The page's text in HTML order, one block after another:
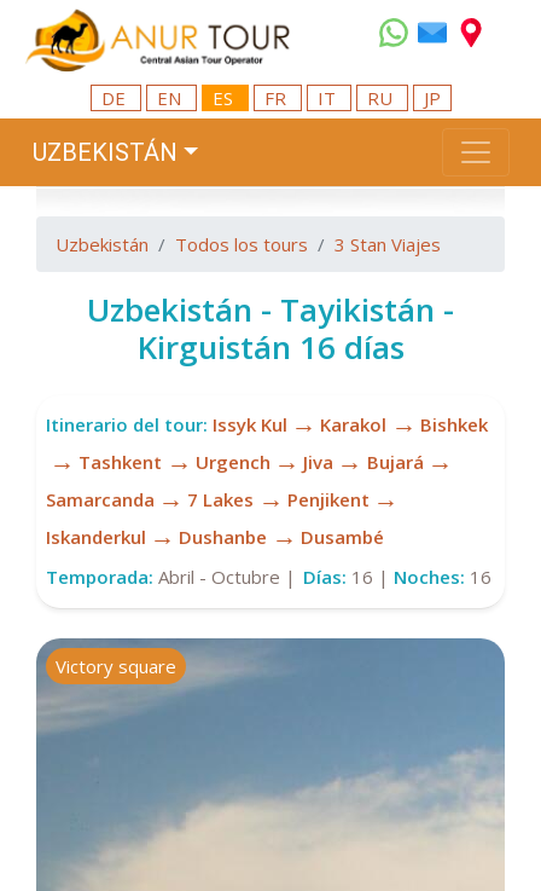
DE EN ES FR IT RU JP
UZBEKISTÁN
Uzbekistán Todos los tours 3 Stan Viajes
Uzbekistán - Tayikistán -
Kirguistán 16 días
Itinerario del tour: Issyk Kul → Karakol → Bishkek
→ Tashkent → Urgench → Jiva → Bujará →
Samarcanda → 7 Lakes → Penjikent →
Iskanderkul → Dushanbe → Dusambé
Temporada: Abril - Octubre | Días: 16 | Noches: 16
Victory square